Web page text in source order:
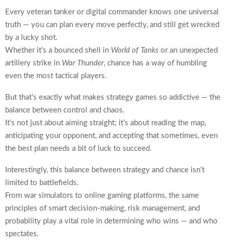
Every veteran tanker or digital commander knows one universal
truth — you can plan every move perfectly, and still get wrecked
by a lucky shot.
Whether it’s a bounced shell in World of Tanks or an unexpected
artillery strike in War Thunder, chance has a way of humbling
even the most tactical players.
But that’s exactly what makes strategy games so addictive — the
balance between control and chaos.
It’s not just about aiming straight; it’s about reading the map,
anticipating your opponent, and accepting that sometimes, even
the best plan needs a bit of luck to succeed.
Interestingly, this balance between strategy and chance isn’t
limited to battlefields.
From war simulators to online gaming platforms, the same
principles of smart decision-making, risk management, and
probability play a vital role in determining who wins — and who
spectates.